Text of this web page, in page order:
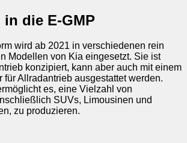
die E-GMP
wird ab 2021 in verschiedenen rein
Modellen von Kia eingesetzt. Sie ist
konzipiert, kann aber auch mit einem
für Allradantrieb ausgestattet werden.
es, eine Vielzahl von
SUVs, Limousinen und
zu produzieren.